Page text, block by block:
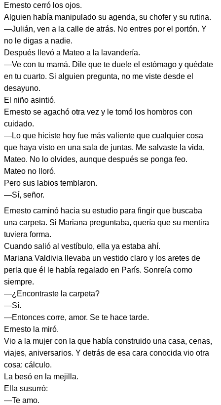
Ernesto cerró los ojos.
Alguien había manipulado su agenda, su chofer y su rutina.
—Julián, ven a la calle de atrás. No entres por el portón. Y
no le digas a nadie.
Después llevó a Mateo a la lavandería.
—Ve con tu mamá. Dile que te duele el estómago y quédate
en tu cuarto. Si alguien pregunta, no me viste desde el
desayuno.
El niño asintió.
Ernesto se agachó otra vez y le tomó los hombros con
cuidado.
—Lo que hiciste hoy fue más valiente que cualquier cosa
que haya visto en una sala de juntas. Me salvaste la vida,
Mateo. No lo olvides, aunque después se ponga feo.
Mateo no lloró.
Pero sus labios temblaron.
—Sí, señor.
Ernesto caminó hacia su estudio para fingir que buscaba
una carpeta. Si Mariana preguntaba, quería que su mentira
tuviera forma.
Cuando salió al vestíbulo, ella ya estaba ahí.
Mariana Valdivia llevaba un vestido claro y los aretes de
perla que él le había regalado en París. Sonreía como
siempre.
—¿Encontraste la carpeta?
—Sí.
—Entonces corre, amor. Se te hace tarde.
Ernesto la miró.
Vio a la mujer con la que había construido una casa, cenas,
viajes, aniversarios. Y detrás de esa cara conocida vio otra
cosa: cálculo.
La besó en la mejilla.
Ella susurró:
—Te amo.